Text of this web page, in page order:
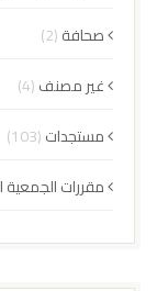
صحافة(2)
غير مصنف(4)
مستجدات(103)
مقررات الجمعية